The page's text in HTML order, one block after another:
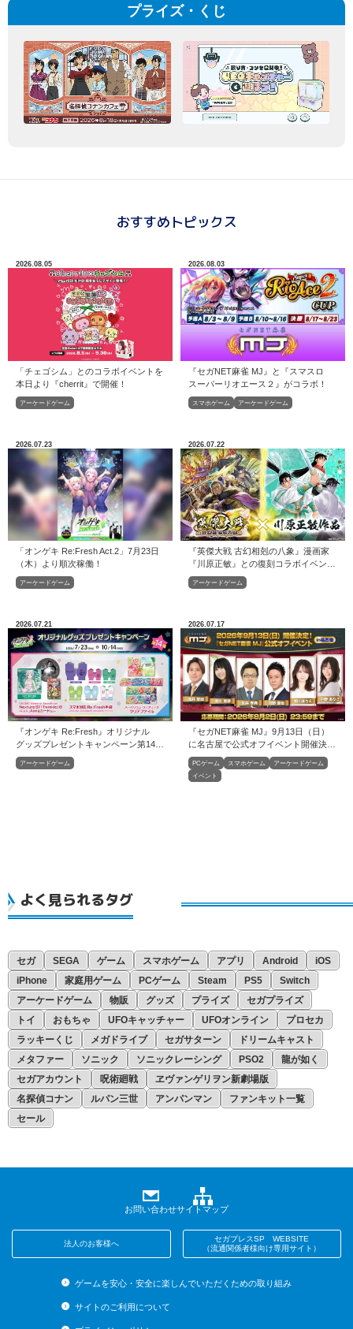
プライズ・くじ
おすすめトピックス
2026.08.05
アーケードゲーム
「チェゴシム」とのコラボイベントを
本日より『cherrit』で開催！
2026.08.03
スマホゲーム アーケードゲーム
『セガNET麻雀 MJ』と『スマスロ
スーパーリオエース２』がコラボ！
2026.07.23
アーケードゲーム
「オンゲキ Re:Fresh Act.2」7月23日
（木）より順次稼働！
2026.07.22
アーケードゲーム
『英傑大戦 古幻相剋の八象』漫画家
『川原正敏』との復刻コラボイベント
を本日より開始！
2026.07.21
アーケードゲーム
『オンゲキ Re:Fresh』オリジナル
グッズプレゼントキャンペーン第14弾
開催！
2026.07.17
PCゲーム スマホゲーム
アーケードゲーム
イベント
『セガNET麻雀 MJ』9月13日（日）
に名古屋で公式オフイベント開催決
定！
よく見られるタグ
セガ SEGA ゲーム スマホゲーム アプリ Android
iOS
iPhone
家庭用ゲーム PCゲーム Steam PS5
Switch
アーケードゲーム
物販 グッズ プライズ
セガプライズ
トイ
おもちゃ UFOキャッチャー UFOオンライン
プロセカ
ラッキーくじ
メガドライブ セガサターン
ドリームキャスト
メタファー
ソニック ソニックレーシング PSO2
龍が如く
セガアカウント
呪術廻戦
ヱヴァンゲリヲン新劇場版
名探偵コナン
ルパン三世 アンパンマン
ファンキット一覧
セール
お問い合わせサイトマップ
法人のお客様へ
セガプレスSP WEBSITE
（流通関係者様向け専用サイト）
ゲームを安心・安全に楽しんでいただくための取り組み
サイトのご利用について